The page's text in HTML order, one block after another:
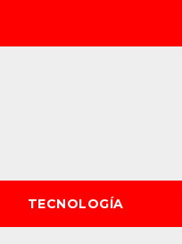
TECNOLOGÍA